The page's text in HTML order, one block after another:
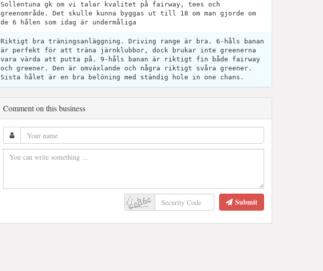
Sollentuna gk om vi talar kvalitet på fairway, tees och
greenområde. Det skulle kunna byggas ut till 18 om man gjorde om
de 6 hålen som idag är undermåliga
Riktigt bra träningsanläggning. Driving range är bra. 6-håls banan
är perfekt för att träna järnklubbor, dock brukar inte greenerna
vara värda att putta på. 9-håls banan är riktigt fin både fairway
och greener. Den är omväxlande och några riktigt svåra greener.
Sista hålet är en bra belöning med ständig hole in one chans.
Comment on this business
Submit